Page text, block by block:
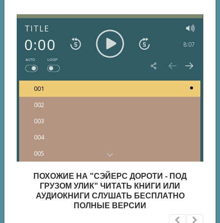
TITLE
0:00 8:07
AUTO LOOP
001
002
003
004
005
007
ПОХОЖИЕ НА "СЭЙЕРС ДОРОТИ - ПОД
ГРУЗОМ УЛИК" ЧИТАТЬ КНИГИ ИЛИ
АУДИОКНИГИ СЛУШАТЬ БЕСПЛАТНО
ПОЛНЫЕ ВЕРСИИ